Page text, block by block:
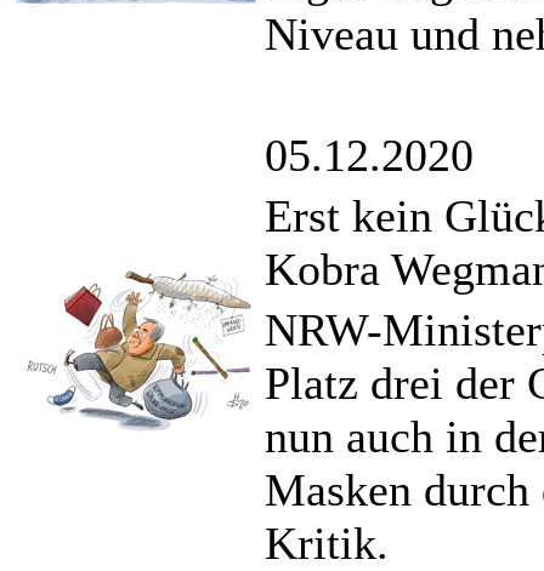
Niveau und
05.12.2020
Erst kein
Kobra
NRW-
Platz drei der
nun auch in
Masken
Kritik.